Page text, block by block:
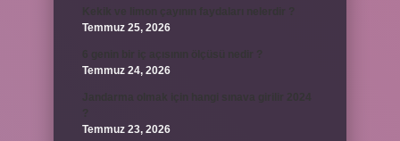
Temmuz 25, 2026
Temmuz 24, 2026
Temmuz 23, 2026